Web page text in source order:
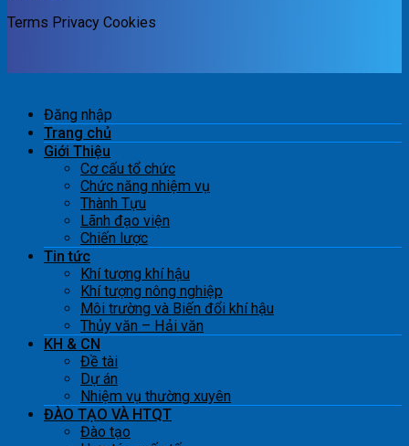
Terms Privacy Cookies
Đăng nhập
Trang chủ
Giới Thiệu
Cơ cấu tổ chức
Chức năng nhiệm vụ
Thành Tựu
Lãnh đạo viện
Chiến lược
Tin tức
Khí tượng khí hậu
Khí tượng nông nghiệp
Môi trường và Biến đổi khí hậu
Thủy văn – Hải văn
KH & CN
Đề tài
Dự án
Nhiệm vụ thường xuyên
ĐÀO TẠO VÀ HTQT
Đào tạo